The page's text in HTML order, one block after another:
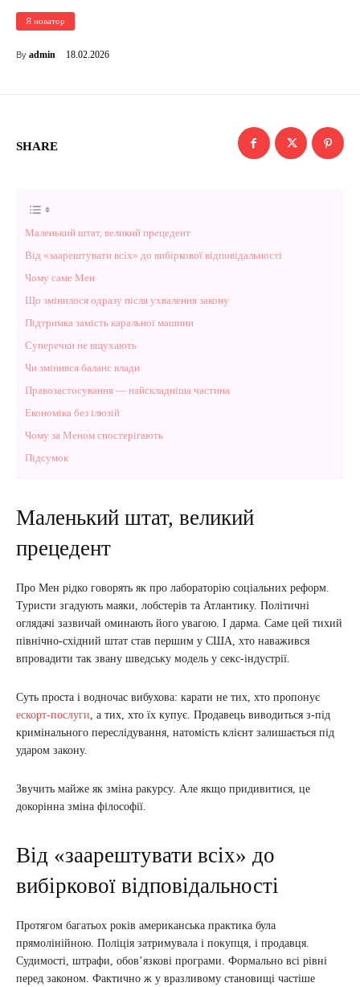
Я новатор
By admin 18.02.2026
SHARE
Маленький штат, великий прецедент
Від «заарештувати всіх» до вибіркової відповідальності
Чому саме Мен
Що змінилося одразу після ухвалення закону
Підтримка замість каральної машини
Суперечки не вщухають
Чи змінився баланс влади
Правозастосування — найскладніша частина
Економіка без ілюзій
Чому за Меном спостерігають
Підсумок
Маленький штат, великий
прецедент
Про Мен рідко говорять як про лабораторію соціальних реформ.
Туристи згадують маяки, лобстерів та Атлантику. Політичні
оглядачі зазвичай оминають його увагою. І дарма. Саме цей тихий
північно-східний штат став першим у США, хто наважився
впровадити так звану шведську модель у секс-індустрії.
Суть проста і водночас вибухова: карати не тих, хто пропонує
ескорт-послуги, а тих, хто їх купує. Продавець виводиться з-під
кримінального переслідування, натомість клієнт залишається під
ударом закону.
Звучить майже як зміна ракурсу. Але якщо придивитися, це
докорінна зміна філософії.
Від «заарештувати всіх» до
вибіркової відповідальності
Протягом багатьох років американська практика була
прямолінійною. Поліція затримувала і покупця, і продавця.
Судимості, штрафи, обов’язкові програми. Формально всі рівні
перед законом. Фактично ж у вразливому становищі частіше